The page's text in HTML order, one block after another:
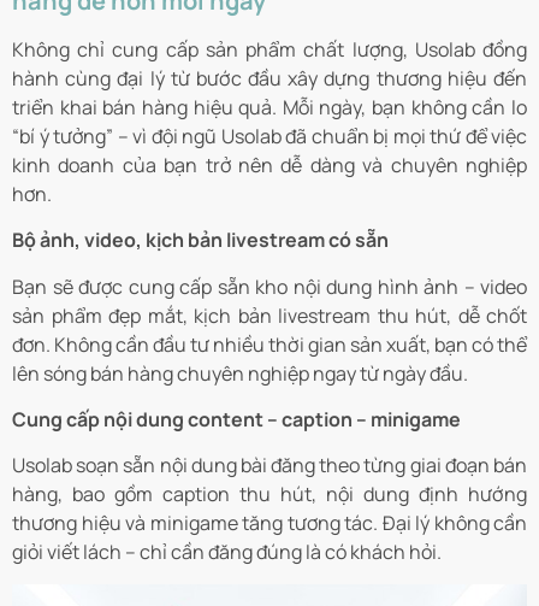
Không chỉ cung cấp sản phẩm chất lượng, Usolab đồng
hành cùng đại lý từ bước đầu xây dựng thương hiệu đến
triển khai bán hàng hiệu quả. Mỗi ngày, bạn không cần lo
“bí ý tưởng” – vì đội ngũ Usolab đã chuẩn bị mọi thứ để việc
kinh doanh của bạn trở nên dễ dàng và chuyên nghiệp
hơn.
Bộ ảnh, video, kịch bản livestream có sẵn
Bạn sẽ được cung cấp sẵn kho nội dung hình ảnh – video
sản phẩm đẹp mắt, kịch bản livestream thu hút, dễ chốt
đơn. Không cần đầu tư nhiều thời gian sản xuất, bạn có thể
lên sóng bán hàng chuyên nghiệp ngay từ ngày đầu.
Cung cấp nội dung content – caption – minigame
Usolab soạn sẵn nội dung bài đăng theo từng giai đoạn bán
hàng, bao gồm caption thu hút, nội dung định hướng
thương hiệu và minigame tăng tương tác. Đại lý không cần
giỏi viết lách – chỉ cần đăng đúng là có khách hỏi.